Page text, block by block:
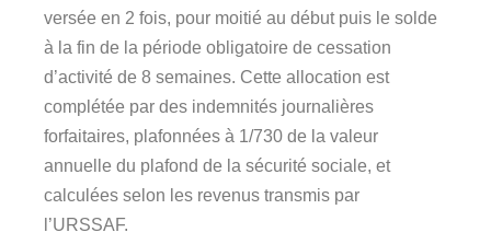
versée en 2 fois, pour moitié au début puis le solde
à la fin de la période obligatoire de cessation
d’activité de 8 semaines. Cette allocation est
complétée par des indemnités journalières
forfaitaires, plafonnées à 1/730 de la valeur
annuelle du plafond de la sécurité sociale, et
calculées selon les revenus transmis par
l’URSSAF.